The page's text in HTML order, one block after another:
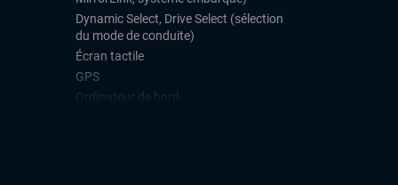
Dynamic Select, Drive Select (sélection
du mode de conduite)
Écran tactile
GPS
Ordinateur de bord